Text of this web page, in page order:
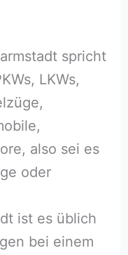
spricht
LKWs,
also sei es
oder
ist es üblich
bei einem